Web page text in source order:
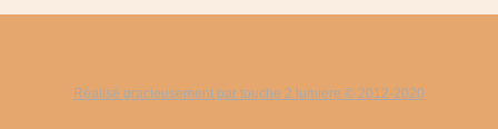
Réalisé gracieusement par touche 2 lumiere © 2012-2020